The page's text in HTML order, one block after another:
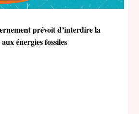
prévoit d’interdire la
énergies fossiles